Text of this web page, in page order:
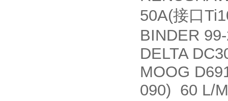
50A(接口
BINDER
DELTA
MOOG
090) 60 L/